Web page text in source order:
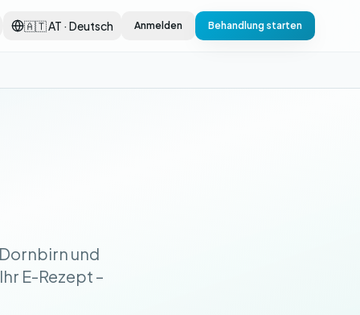
🇦🇹 AT · Deutsch Anmelden Behandlung starten
und
E-Rezept –